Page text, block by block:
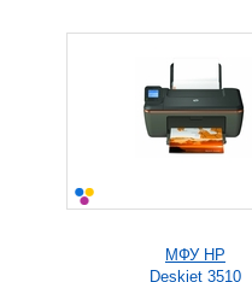
МФУ HP
Deskjet 3510